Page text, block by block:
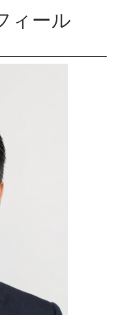
ィール